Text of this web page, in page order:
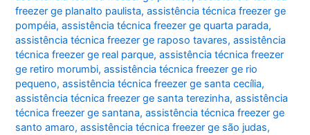
freezer ge planalto paulista,assistência técnica freezer ge
pompéia,assistência técnica freezer ge quarta parada,
assistência técnica freezer ge raposo tavares,assistência
técnica freezer ge real parque,assistência técnica freezer
ge retiro morumbi,assistência técnica freezer ge rio
pequeno,assistência técnica freezer ge santa cecília,
assistência técnica freezer ge santa terezinha,assistência
técnica freezer ge santana,assistência técnica freezer ge
santo amaro,assistência técnica freezer ge são judas,